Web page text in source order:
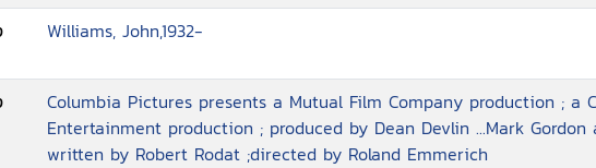
Williams, John,1932-
Columbia Pictures presents a Mutual Film Company production ; a
Entertainment production ; produced by Dean Devlin ...Mark Gordon
written by Robert Rodat ;directed by Roland Emmerich